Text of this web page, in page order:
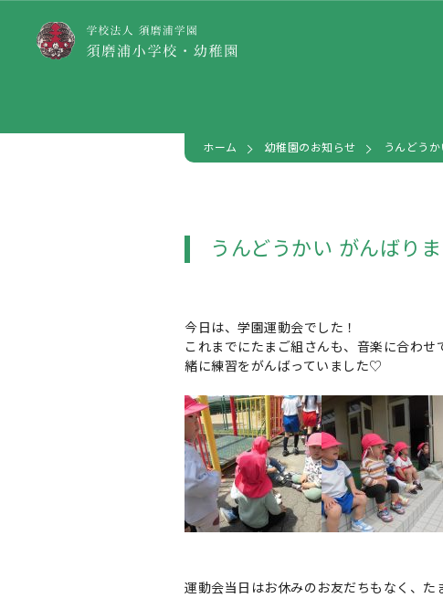
ホーム 幼稚園のお知らせ うんどう
うんどうかい がんばりま
今日は、学園運動会でした！
これまでにたまご組さんも、音楽に合わ
緒に練習をがんばっていました♡
運動会当日はお休みのお友だちもなく、